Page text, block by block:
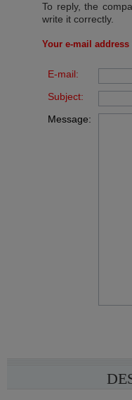
To reply, the
write it correctly.
Your e-mail
E-mail:
Subject:
Message: